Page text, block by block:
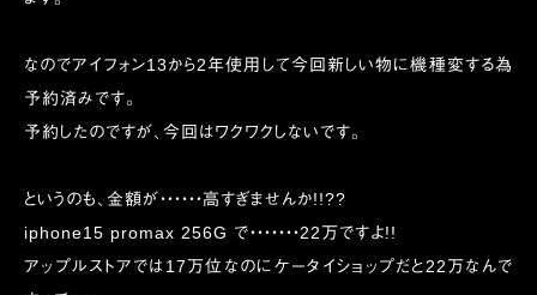
なのでアイフォン13から2年使用して今回新しい物に機種変する為
予約済みです。
予約したのですが、今回はワクワクしないです。
というのも、金額が・・・・・・高すぎませんか!!??
iphone15 promax 256G で・・・・・・・22万ですよ!!
アップルストアでは17万位なのにケータイショップだと22万なんで